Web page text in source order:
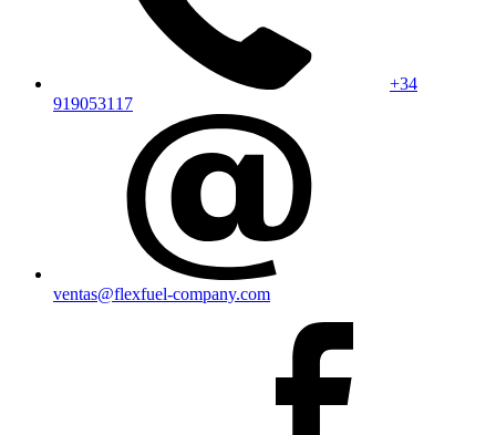
+34
919053117
ventas@flexfuel-company.com